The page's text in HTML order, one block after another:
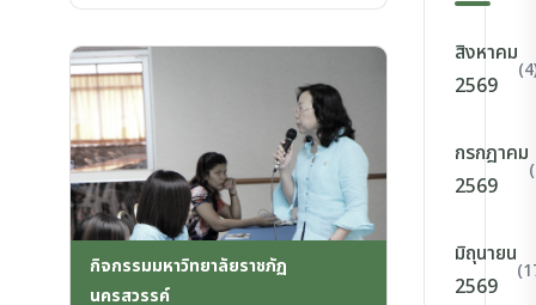
กิจกรรมมหาวิทยาลัยราชภัฏ
นครสวรรค์
สิงหาคม
2569
กรกฎาคม
2569
มิถุนายน
2569